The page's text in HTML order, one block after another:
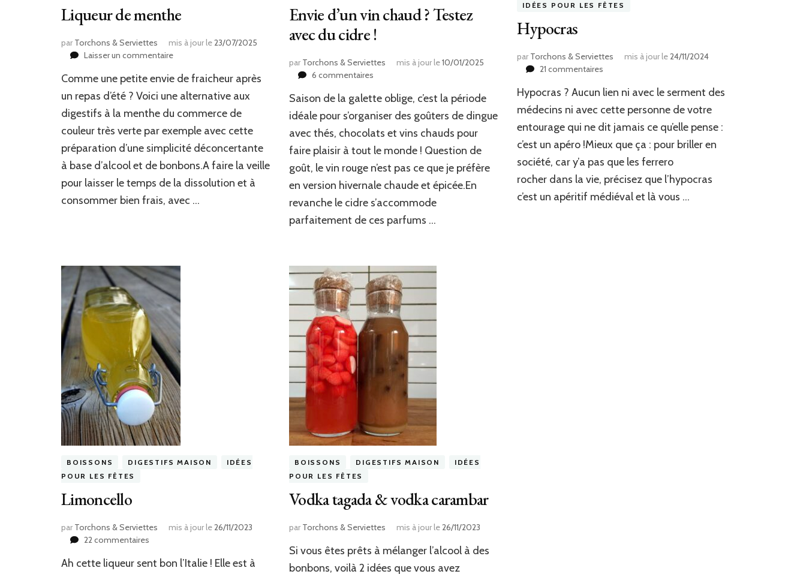
Liqueur de menthe
par Torchons & Serviettes mis à jour le23/07/2025
Laisser un commentairesur
de
menthe
Comme une petite envie de fraicheur après
un repas d’été ? Voici une alternative aux
digestifs à la menthe du commerce de
couleur très verte par exemple avec cette
préparation d’une simplicité déconcertante
à base d’alcool et de bonbons.A faire la veille
pour laisser le temps de la dissolution et à
consommer bien frais, avec …
Envie d’un vin chaud ? Testez
avec du cidre !
par Torchons & Serviettes mis à jour le10/01/2025
6 commentairessur
d’un
vin
?
Testez
avec
du
cidre
!
Saison de la galette oblige, c’est la période
idéale pour s’organiser des goûters de dingue
avec thés, chocolats et vins chauds pour
faire plaisir à tout le monde ! Question de
goût, le vin rouge n’est pas ce que je préfère
en version hivernale chaude et épicée.En
revanche le cidre s’accommode
parfaitement de ces parfums …
IDÉES POUR LES FÊTES
Hypocras
par Torchons & Serviettes mis à jour le24/11/2024
21 commentairessur
Hypocras ? Aucun lien ni avec le serment des
médecins ni avec cette personne de votre
entourage qui ne dit jamais ce qu’elle pense :
c’est un apéro !Mieux que ça : pour briller en
société, car y’a pas que les ferrero
rocher dans la vie, précisez que l’hypocras
c’est un apéritif médiéval et là vous …
BOISSONS DIGESTIFS MAISON
IDÉES
POUR LES FÊTES
Limoncello
par Torchons & Serviettes mis à jour le26/11/2023
22 commentaires
Ah cette liqueur sent bon l’Italie ! Elle est à
BOISSONS DIGESTIFS MAISON
IDÉES
POUR LES FÊTES
Vodka tagada & vodka carambar
par Torchons & Serviettes mis à jour le26/11/2023
Si vous êtes prêts à mélanger l’alcool à des
bonbons, voilà 2 idées que vous avez